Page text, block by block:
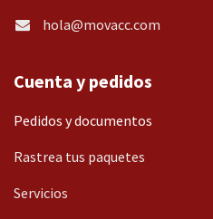
hola@movacc.com
Cuenta y pedidos
Pedidos y documentos
Rastrea tus paquetes
Servicios